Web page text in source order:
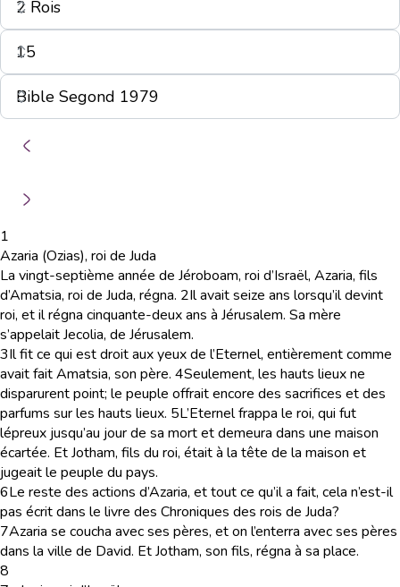
1
Azaria (Ozias), roi de Juda
La vingt-septième année de Jéroboam, roi d’Israël, Azaria, fils
d’Amatsia, roi de Juda, régna. 2Il avait seize ans lorsqu’il devint
roi, et il régna cinquante-deux ans à Jérusalem. Sa mère
s’appelait Jecolia, de Jérusalem.
3Il fit ce qui est droit aux yeux de l’Eternel, entièrement comme
avait fait Amatsia, son père. 4Seulement, les hauts lieux ne
disparurent point; le peuple offrait encore des sacrifices et des
parfums sur les hauts lieux. 5L’Eternel frappa le roi, qui fut
lépreux jusqu’au jour de sa mort et demeura dans une maison
écartée. Et Jotham, fils du roi, était à la tête de la maison et
jugeait le peuple du pays.
6Le reste des actions d’Azaria, et tout ce qu’il a fait, cela n’est-il
pas écrit dans le livre des Chroniques des rois de Juda?
7Azaria se coucha avec ses pères, et on l’enterra avec ses pères
dans la ville de David. Et Jotham, son fils, régna à sa place.
8